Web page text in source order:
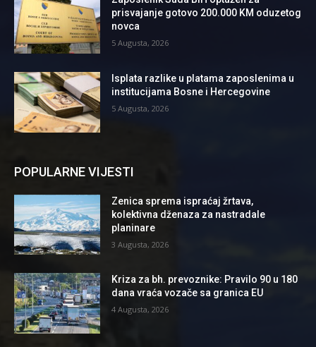
prisvajanje gotovo 200.000 KM oduzetog
novca
5 Augusta, 2026
Isplata razlike u platama zaposlenima u
institucijama Bosne i Hercegovine
5 Augusta, 2026
POPULARNE VIJESTI
Zenica sprema ispraćaj žrtava,
kolektivna dženaza za nastradale
planinare
3 Augusta, 2026
Kriza za bh. prevoznike: Pravilo 90 u 180
dana vraća vozače sa granica EU
4 Augusta, 2026